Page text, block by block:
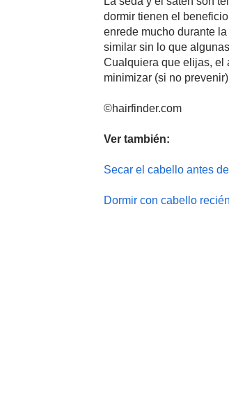
dormir tienen el
enrede mucho durante
similar sin lo que
Cualquiera que elijas, el
minimizar (si no
©hairfinder.com
Ver también:
Secar el cabello antes
Dormir con cabello